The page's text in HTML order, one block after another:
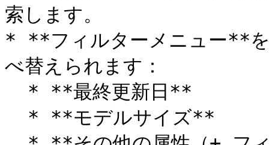
索します。
* **フィルターメニュー**を
べ替えられます：